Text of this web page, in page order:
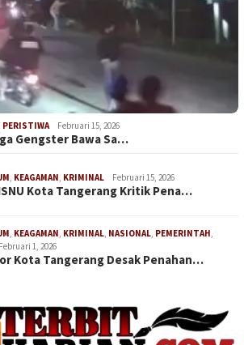
PERISTIWA Februari 15, 2026
Gengster Bawa Sa…
, KEAGAMAN, KRIMINAL Februari 15, 2026
Kota Tangerang Kritik Pena…
, KEAGAMAN, KRIMINAL, NASIONAL, PEMERINTAH,
Februari 1, 2026
Kota Tangerang Desak Penahan…